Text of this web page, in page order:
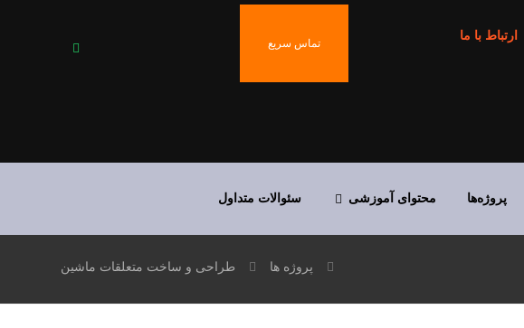
ارتباط با ما
تماس سریع
پروژه‌ها محتوای آموزشی سئوالات متداول
پروژه ها طراحی و ساخت متعلقات ماشین